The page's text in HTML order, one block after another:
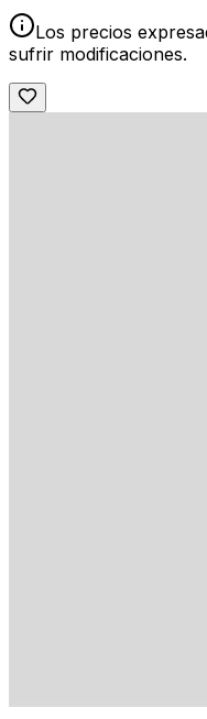
Los precios
sufrir modificaciones.